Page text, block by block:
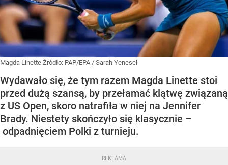
Magda Linette Źródło: PAP/EPA / Sarah Yenesel
Wydawało się, że tym razem Magda Linette stoi
przed dużą szansą, by przełamać klątwę związaną
z US Open, skoro natrafiła w niej na Jennifer
Brady. Niestety skończyło się klasycznie –
odpadnięciem Polki z turnieju.